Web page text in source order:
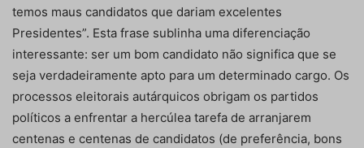
temos maus candidatos que dariam excelentes
Presidentes”. Esta frase sublinha uma diferenciação
interessante: ser um bom candidato não significa que se
seja verdadeiramente apto para um determinado cargo. Os
processos eleitorais autárquicos obrigam os partidos
políticos a enfrentar a hercúlea tarefa de arranjarem
centenas e centenas de candidatos (de preferência, bons